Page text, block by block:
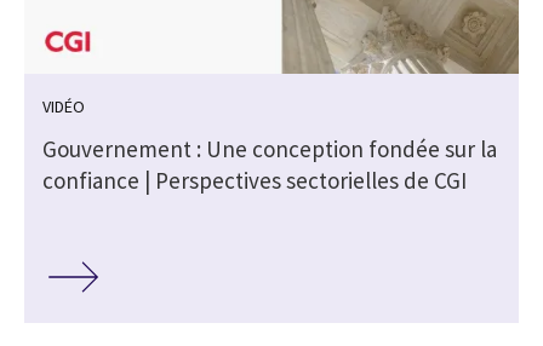
VIDÉO
Gouvernement : Une conception fondée sur la
confiance | Perspectives sectorielles de CGI